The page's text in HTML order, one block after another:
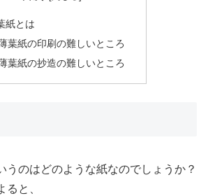
紙とは
葉紙の印刷の難しいところ
葉紙の抄造の難しいところ
うのはどのような紙なのでしょうか？
ると、